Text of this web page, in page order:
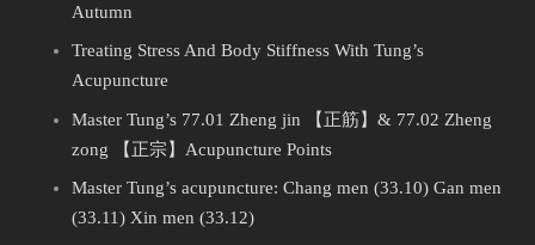
Autumn
Treating Stress And Body Stiffness With Tung’s
Acupuncture
Master Tung’s 77.01 Zheng jin 【正筋】& 77.02 Zheng
zong 【正宗】Acupuncture Points
Master Tung’s acupuncture: Chang men (33.10) Gan men
(33.11) Xin men (33.12)